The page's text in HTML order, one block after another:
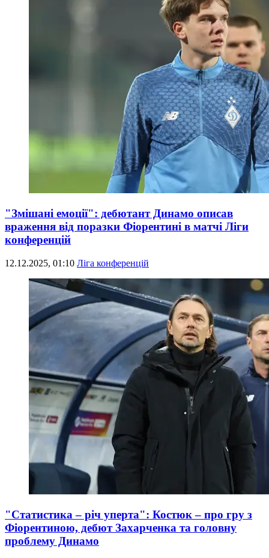
"Змішані емоції": дебютант Динамо описав
враження від поразки Фіорентині в матчі Ліги
конференцій
12.12.2025, 01:10 Ліга конференцій
"Статистика – річ уперта": Костюк – про гру з
Фіорентиною, дебют Захарченка та головну
проблему Динамо